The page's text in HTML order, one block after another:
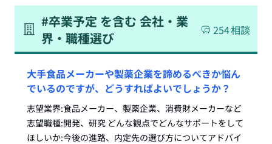
#卒業予定 を含む 会社・業
界・職種選び
254相談
大手食品メーカーや製薬企業を諦めるべきか悩ん
でいるのですが、どうすればよいでしょうか？
志望業界:食品メーカー、製薬企業、消費財メーカーなど
志望職種:開発、研究 どんな観点でどんなサポートをして
ほしいか:今後の進路、内定先の選び方についてアドバイ